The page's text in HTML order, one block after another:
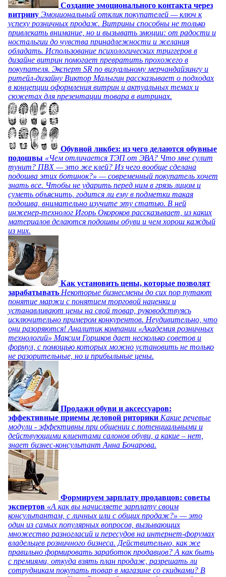
Создание эмоционального контакта через
витрину Эмоциональный отклик покупателей — ключ к
успеху розничных продаж. Витрины способны не только
привлекать внимание, но и вызывать эмоции: от радости и
ностальгии до чувства принадлежности и желания
обладать. Использование психологических триггеров в
дизайне витрин помогает превратить прохожего в
покупателя. Эксперт SR по визуальному мерчандайзингу и
ритейл-дизайну Виктор Малыгин рассказывает о подходах
в концепции оформления витрин и актуальных темах и
сюжетах для презентации товара в витринах.
Обувной ликбез: из чего делаются обувные
подошвы «Чем отличается ТЭП от ЭВА? Что мне сулит
тунит? ПВХ — это же клей? Из чего вообще сделана
подошва этих ботинок?» — современный покупатель хочет
знать все. Чтобы не ударить перед ним в грязь лицом и
суметь объяснить, годится ли ему в подметки такая
подошва, внимательно изучите эту статью. В ней
инженер-технолог Игорь Окороков рассказывает, из каких
материалов делаются подошвы обуви и чем хорош каждый
из них.
Как установить цены, которые позволят
зарабатывать Некоторые бизнесмены до сих пор путают
понятие маржи с понятием торговой наценки и
устанавливают цены на свой товар, руководствуясь
исключительно примером конкурентов. Неудивительно, что
они разоряются! Аналитик компании «Академия розничных
технологий» Максим Горшков дает несколько советов и
формул, с помощью которых можно установить не только
не разорительные, но и прибыльные цены.
Продажи обуви и аксессуаров:
эффективные приемы деловой риторики Какие речевые
модули - эффективны при общении с потенциальными и
действующими клиентами салонов обуви, а какие – нет,
знает бизнес-консультант Анна Бочарова.
Формируем зарплату продавцов: советы
экспертов «А как вы начисляете зарплату своим
консультантам, с личных или с общих продаж?» — это
один из самых популярных вопросов, вызывающих
множество разногласий и пересудов на интернет-форумах
владельцев розничного бизнеса. Действительно, как же
правильно формировать заработок продавцов? А как быть
с премиями, откуда взять план продаж, разрешать ли
сотрудникам покупать товар в магазине со скидками? В